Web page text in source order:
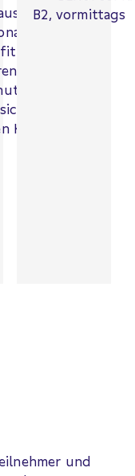
In
für
Job
Kurs
B2, vormittags
und